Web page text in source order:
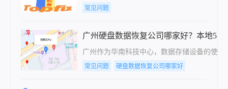
常见问题
广州硬盘数据恢复公司哪家好？本地5
广州作为华南科技中心，数据存储设备的使
常见问题 硬盘数据恢复公司哪家好